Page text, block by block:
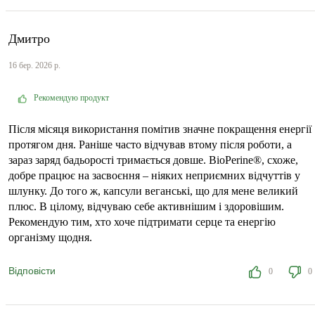
Дмитро
16 бер. 2026 р.
Рекомендую продукт
Після місяця використання помітив значне покращення енергії
протягом дня. Раніше часто відчував втому після роботи, а
зараз заряд бадьорості тримається довше. BioPerine®, схоже,
добре працює на засвоєння – ніяких неприємних відчуттів у
шлунку. До того ж, капсули веганські, що для мене великий
плюс. В цілому, відчуваю себе активнішим і здоровішим.
Рекомендую тим, хто хоче підтримати серце та енергію
організму щодня.
Відповісти 0 0